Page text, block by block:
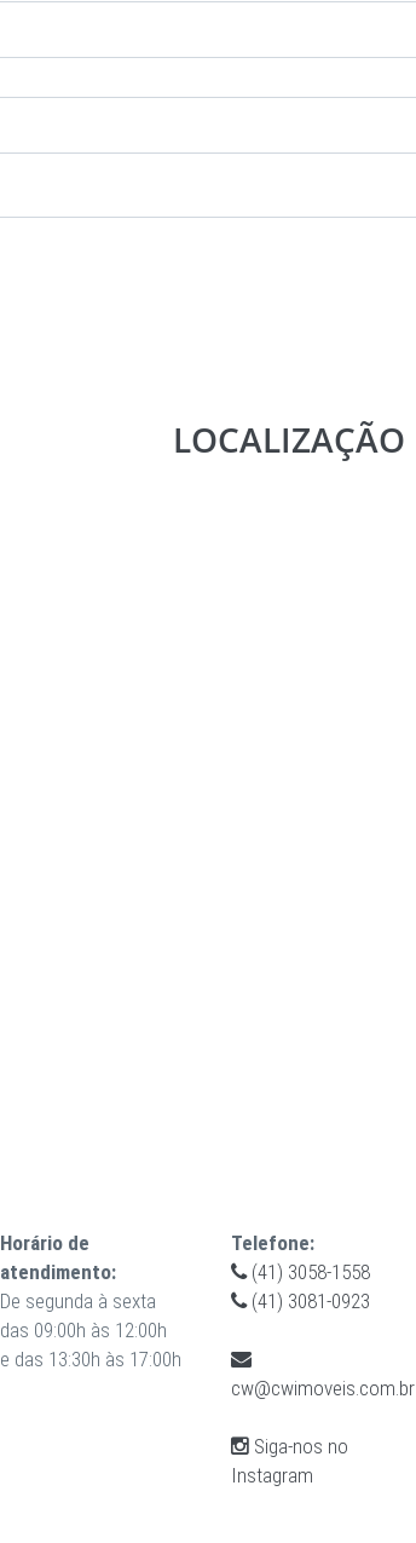
LOCALIZAÇÃO
Horário de
atendimento:
De segunda à sexta
das 09:00h às 12:00h
e das 13:30h às 17:00h
Telefone:
(41) 3058-1558
(41) 3081-0923
cw@cwimoveis.com.br
Siga-nos no
Instagram